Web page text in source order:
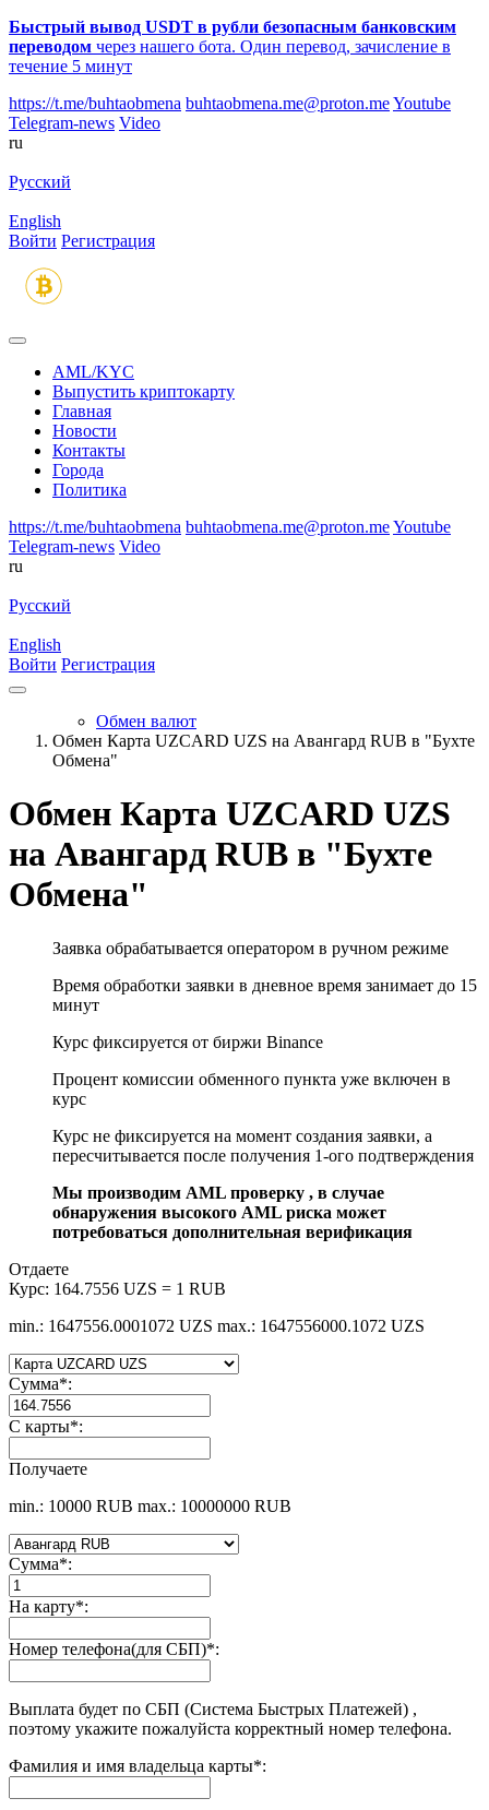
Быстрый вывод USDT в рубли безопасным банковским
переводом через нашего бота. Один перевод, зачисление в
течение 5 минут
https://t.me/buhtaobmena buhtaobmena.me@proton.meYoutube
Telegram-news Video
ru
Русский
English
Войти Регистрация
AML/KYC
Выпустить криптокарту
Главная
Новости
Контакты
Города
Политика
https://t.me/buhtaobmena buhtaobmena.me@proton.meYoutube
Telegram-news Video
ru
Русский
English
Войти Регистрация
Обмен валют
Обмен Карта UZCARD UZS на Авангард RUB в "Бухте
Обмена"
Обмен Карта UZCARD UZS
на Авангард RUB в "Бухте
Обмена"
Заявка обрабатывается оператором в ручном режиме
Время обработки заявки в дневное время занимает до 15
минут
Курс фиксируется от биржи Binance
Процент комиссии обменного пункта уже включен в
курс
Курс не фиксируется на момент создания заявки, а
пересчитывается после получения 1-ого подтверждения
Мы производим AML проверку , в случае
обнаружения высокого AML риска может
потребоваться дополнительная верификация
Отдаете
Курс: 164.7556 UZS = 1 RUB
min.: 1647556.0001072 UZS max.: 1647556000.1072 UZS
Сумма*:
С карты*:
Получаете
min.: 10000 RUB max.: 10000000 RUB
Сумма*:
На карту*:
Номер телефона(для СБП)*:
Выплата будет по СБП (Система Быстрых Платежей) ,
поэтому укажите пожалуйста корректный номер телефона.
Фамилия и имя владельца карты*: